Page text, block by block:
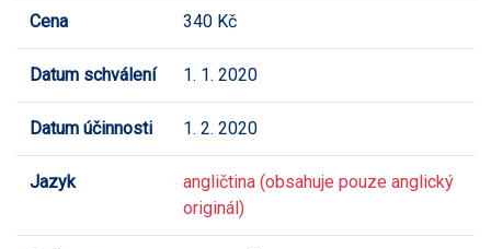
Cena 340 Kč
Datum schválení 1. 1. 2020
Datum účinnosti 1. 2. 2020
Jazyk
angličtina (obsahuje pouze anglický
originál)